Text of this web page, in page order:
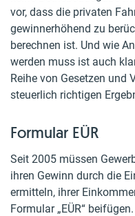
vor, dass die privaten
gewinnerhöhend zu
berechnen ist. Und wie
werden muss ist auch
Reihe von Gesetzen und
steuerlich richtigen
Formular EÜR
Seit 2005 müssen
ihren Gewinn durch die
ermitteln, ihrer
Formular „EÜR“